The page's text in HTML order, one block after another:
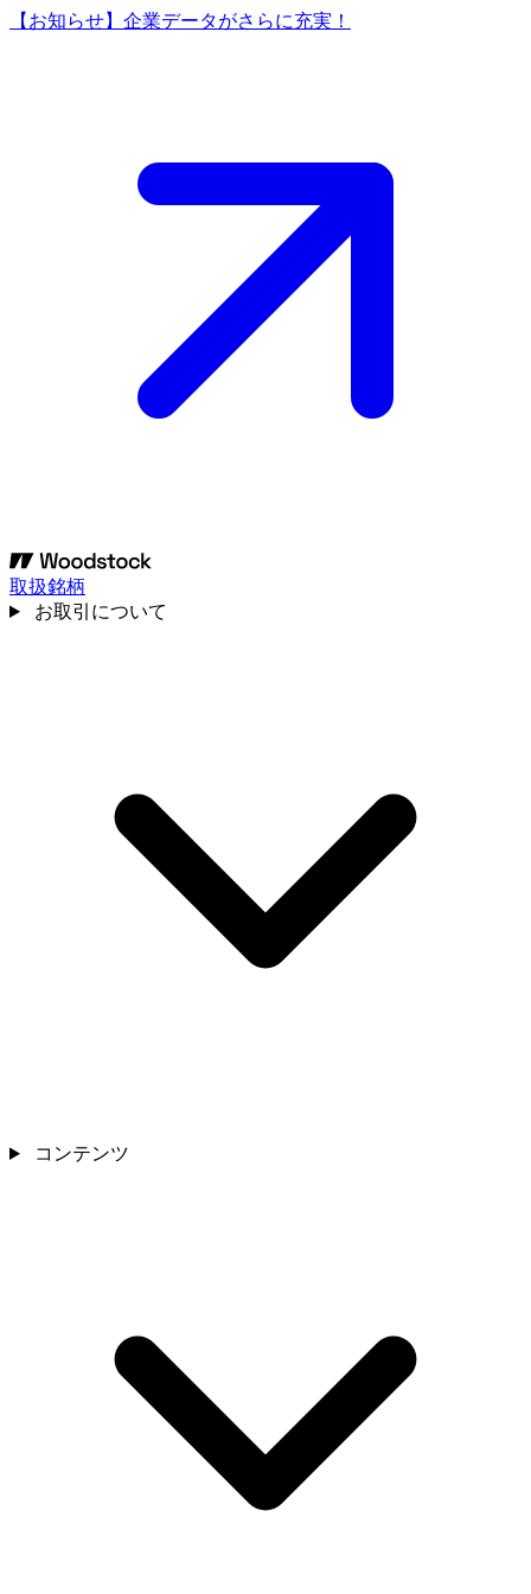
【お知らせ】企業データがさらに充実！
取扱銘柄
お取引について
コンテンツ